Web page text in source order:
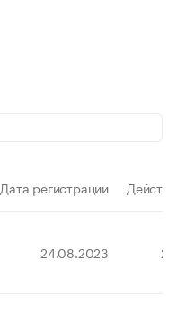
Дата регистрации
24.08.2023